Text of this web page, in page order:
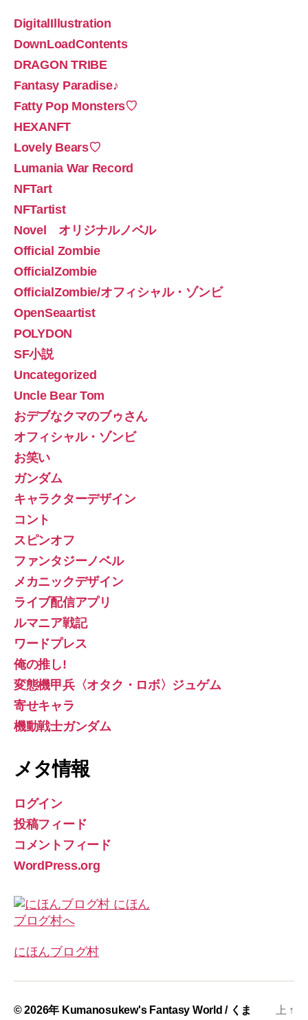
DigitalIllustration
DownLoadContents
DRAGON TRIBE
Fantasy Paradise♪
Fatty Pop Monsters♡
HEXANFT
Lovely Bears♡
Lumania War Record
NFTart
NFTartist
Novel オリジナルノベル
Official Zombie
OfficialZombie
OfficialZombie/オフィシャル・ゾンビ
OpenSeaartist
POLYDON
SF小説
Uncategorized
Uncle Bear Tom
おデブなクマのブゥさん
オフィシャル・ゾンビ
お笑い
ガンダム
キャラクターデザイン
コント
スピンオフ
ファンタジーノベル
メカニックデザイン
ライブ配信アプリ
ルマニア戦記
ワードプレス
俺の推し!
変態機甲兵〈オタク・ロボ〉ジュゲム
寄せキャラ
機動戦士ガンダム
メタ情報
ログイン
投稿フィード
コメントフィード
WordPress.org
にほんブログ村
© 2026年 Kumanosukew's Fantasy World / くま 上 ↑